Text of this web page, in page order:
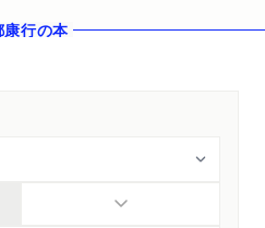
康行の本